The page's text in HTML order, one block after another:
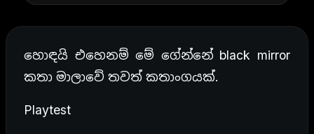
හොඳයි එහෙනම් මේ ගේන්නේ black mirror
කතා මාලාවේ තවත් කතාංගයක්.
Playtest